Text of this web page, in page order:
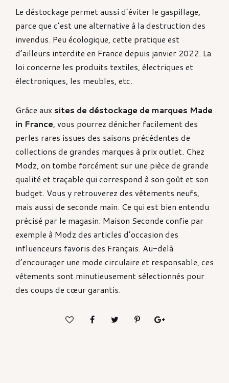
Le déstockage permet aussi d’éviter le gaspillage,
parce que c’est une alternative à la destruction des
invendus. Peu écologique, cette pratique est
d’ailleurs interdite en France depuis janvier 2022. La
loi concerne les produits textiles, électriques et
électroniques, les meubles, etc.
Grâce aux sites de déstockage de marques Made
in France, vous pourrez dénicher facilement des
perles rares issues des saisons précédentes de
collections de grandes marques à prix outlet. Chez
Modz, on tombe forcément sur une pièce de grande
qualité et traçable qui correspond à son goût et son
budget. Vous y retrouverez des vêtements neufs,
mais aussi de seconde main. Ce qui est bien entendu
précisé par le magasin. Maison Seconde confie par
exemple à Modz des articles d’occasion des
influenceurs favoris des Français. Au-delà
d’encourager une mode circulaire et responsable, ces
vêtements sont minutieusement sélectionnés pour
des coups de cœur garantis.